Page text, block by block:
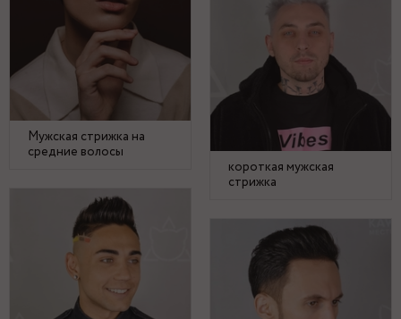
Мужская стрижка на
средние волосы
короткая мужская
стрижка